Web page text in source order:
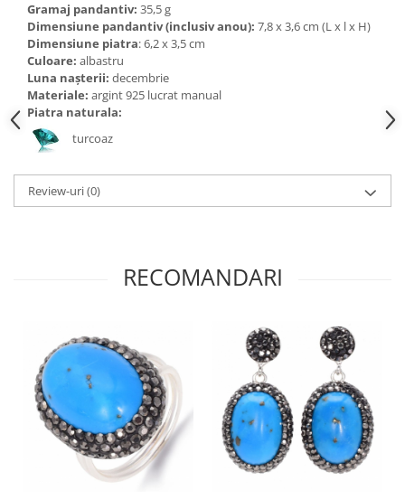
Gramaj pandantiv: 35,5 g
Dimensiune pandantiv (inclusiv anou): 7,8 x 3,6 cm (L x l x H)
Dimensiune piatra: 6,2 x 3,5 cm
Culoare: albastru
Luna nașterii: decembrie
Materiale: argint 925 lucrat manual
Piatra naturala:
turcoaz
Review-uri(0)
RECOMANDARI